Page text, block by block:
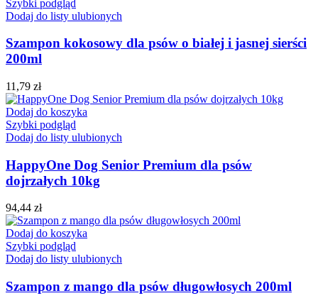
Szybki podgląd
Dodaj do listy ulubionych
Szampon kokosowy dla psów o białej i jasnej sierści
200ml
11,79 zł
Dodaj do koszyka
Szybki podgląd
Dodaj do listy ulubionych
HappyOne Dog Senior Premium dla psów
dojrzałych 10kg
94,44 zł
Dodaj do koszyka
Szybki podgląd
Dodaj do listy ulubionych
Szampon z mango dla psów długowłosych 200ml